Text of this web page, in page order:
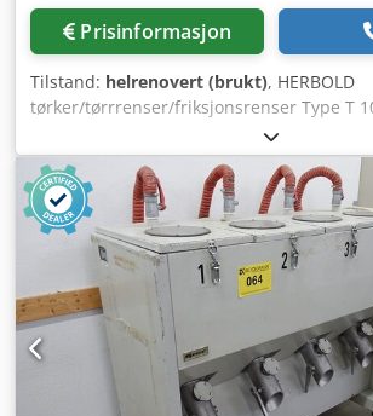
Prisinformasjon
Tilstand: helrenovert (brukt), HERBOLD
tørker/tørrrenser/friksjonsrenser Type T
Ajzrtlnei Ssk Tørkeren er utstyrt med et
soldrensesystem. Rotorens diameter: ca.
bredde: ca. 1450 mm Driftseffekt: 75 kW